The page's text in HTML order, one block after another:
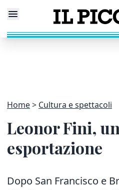
Home Cultura e spettacoli
Leonor Fini,
esportazione
Dopo San Francisco e